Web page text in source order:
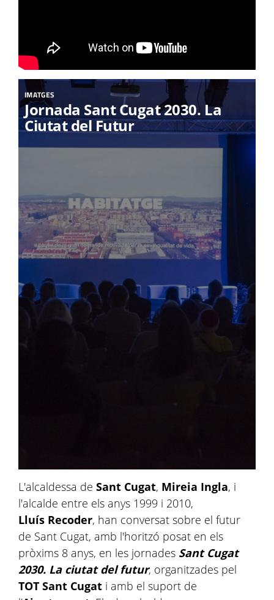
IMATGES
Jornada Sant Cugat 2030. La
Ciutat del Futur
L'alcaldessa de Sant Cugat, Mireia Ingla, i
l'alcalde entre els anys 1999 i 2010,
Lluís Recoder, han conversat sobre el futur
de Sant Cugat, amb l'horitzó posat en els
pròxims 8 anys, en les jornades Sant Cugat
2030. La ciutat del futur, organitzades pel
TOT Sant Cugat i amb el suport de